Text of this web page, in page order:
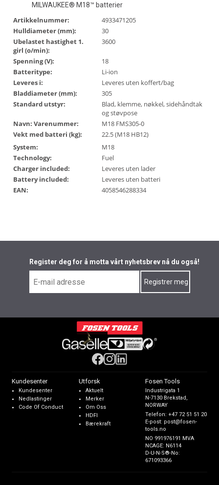
MILWAUKEE® M18™ batterier
Artikkelnummer:
4933471205
Hulldiameter (mm):
30
Ubelastet hastighet 1.
girl (o/min):
3600
Spenning (V):
18
Batteritype:
Li-ion
Leveres i:
Leveres uten koffert/bag
Bladdiameter (mm):
305
Standard utstyr:
Blad, klemme, nøkkel, sidehåndtak
og støvpose
Navn: Varenummer:
M18 FMS305-0
Vekt med batteri (kg):
22.5 (M18 HB12)
System:
M18
Technology:
Fuel
Charger included:
Leveres uten lader
Battery included:
Leveres uten batteri
EAN:
4058546288334
Register deg for å motta vårt nyhetsbrev nå du også!
Kundesenter
Kundesenter
Nedlastinger
Code Of Conduct
Utforsk
Aktuelt
Merker
Om Oss
HDFI
Bærekraft
Fosen Tools
Industrigata 1
N-7130 Brekstad,
NORWAY
Telefon:+47 72 51 51 20
E-post: post@fosen-
tools.no
NO 991976191 MVA
NCAGE: N6114
D-U-N-S®-No:
671093366